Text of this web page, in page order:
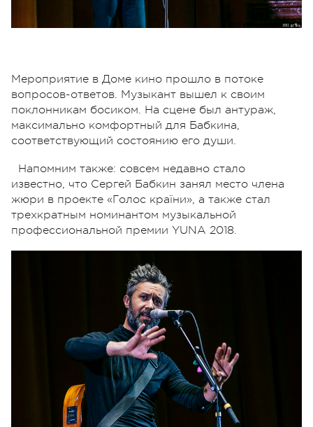
Мероприятие в Доме кино прошло в потоке
вопросов-ответов. Музыкант вышел к своим
поклонникам босиком. На сцене был антураж,
максимально комфортный для Бабкина,
соответствующий состоянию его души.
Напомним также: совсем недавно стало
известно, что Сергей Бабкин занял место члена
жюри в проекте «Голос країни», а также стал
трехкратным номинантом музыкальной
профессиональной премии YUNA 2018.